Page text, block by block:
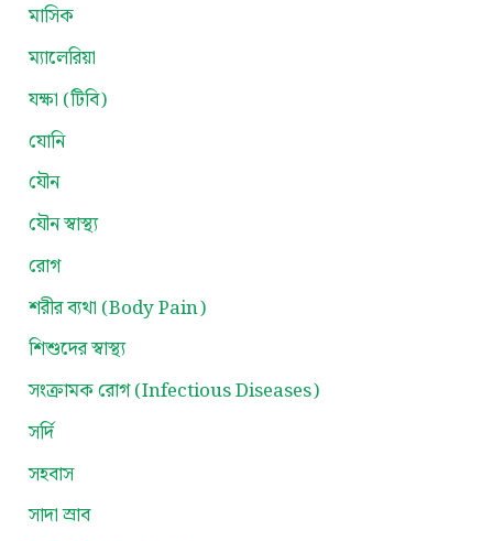
মাসিক
ম্যালেরিয়া
যক্ষা (টিবি)
যোনি
যৌন
যৌন স্বাস্থ্য
রোগ
শরীর ব্যথা (Body Pain)
শিশুদের স্বাস্থ্য
সংক্রামক রোগ (Infectious Diseases)
সর্দি
সহবাস
সাদা স্রাব